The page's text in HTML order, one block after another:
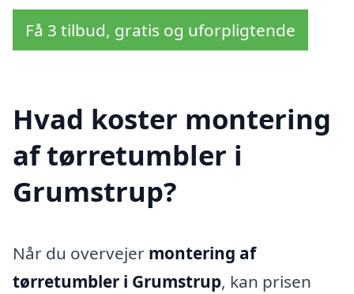
Få 3 tilbud, gratis og uforpligtende
Hvad koster montering
af tørretumbler i
Grumstrup?
Når du overvejer montering af
tørretumbler i Grumstrup, kan prisen